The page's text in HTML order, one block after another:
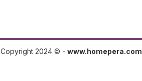
Copyright 2024 © - www.homepera.com